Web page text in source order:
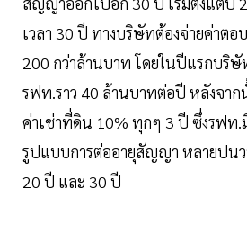
เวลา 30 ปี ทางบริษัทต้องจ่ายค่าต
200 กว่าล้านบาท โดยในปีแรกบริษั
รฟท.ราว 40 ล้านบาทต่อปี หลังจาก
ค่าเช่าที่ดิน 10% ทุกๆ 3 ปี ซึ่งรฟท
รูปแบบการต่ออายุสัญญา หลายปน
20 ปี และ 30 ปี